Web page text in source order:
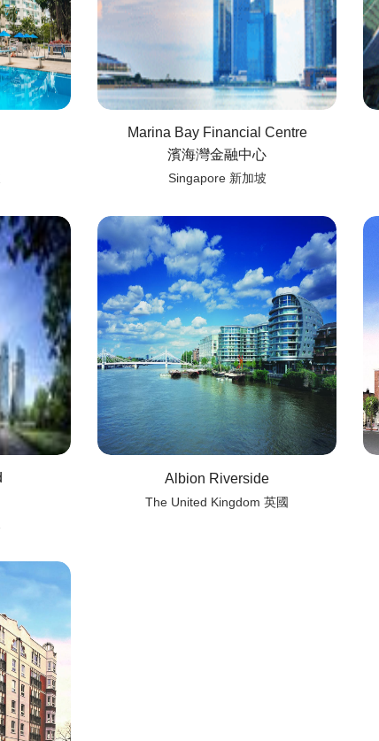
Marina Bay Financial Centre
濱海灣金融中心
Singapore 新加坡
Albion Riverside
The United Kingdom 英國